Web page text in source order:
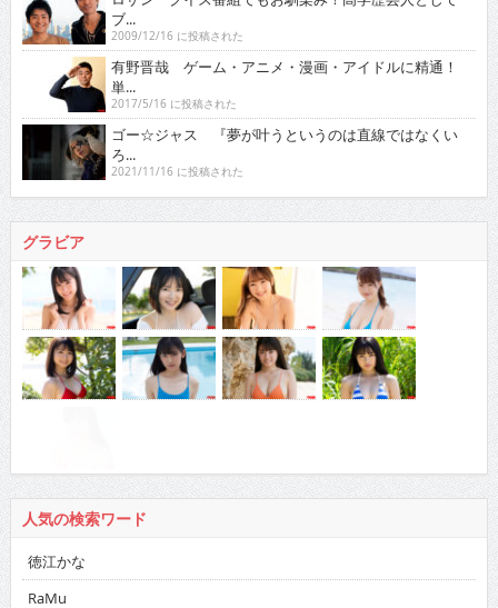
ブ...
2009/12/16 に投稿された
有野晋哉 ゲーム・アニメ・漫画・アイドルに精通！
単...
2017/5/16 に投稿された
ゴー☆ジャス 『夢が叶うというのは直線ではなくい
ろ...
2021/11/16 に投稿された
グラビア
人気の検索ワード
徳江かな
RaMu